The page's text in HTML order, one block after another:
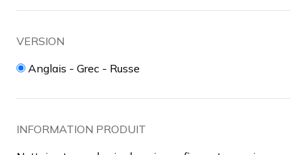
VERSION
Anglais - Grec - Russe
INFORMATION PRODUIT